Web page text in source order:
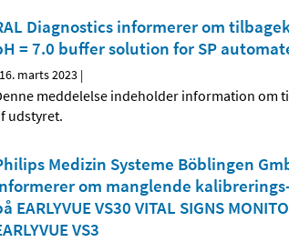
Diagnostics informerer om
= 7.0 buffer solution for SP
16. marts 2023 |
meddelelse indeholder information om
udstyret.
Medizin Systeme Böblingen
om manglende
EARLYVUE VS30 VITAL SIGNS
VS3